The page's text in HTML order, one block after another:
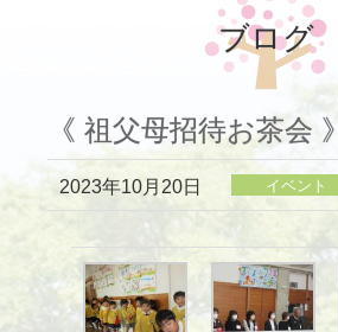
ブログ
《 祖父母招待お茶会 》
2023年10月20日 イベント